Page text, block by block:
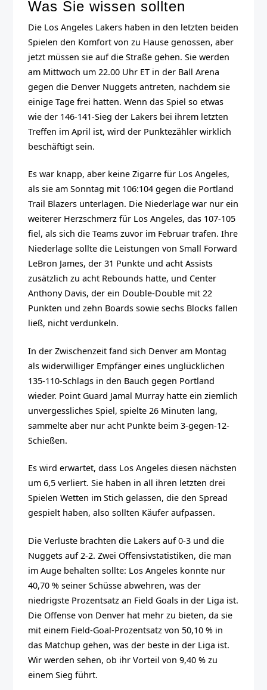
Was Sie wissen sollten
Die Los Angeles Lakers haben in den letzten beiden
Spielen den Komfort von zu Hause genossen, aber
jetzt müssen sie auf die Straße gehen. Sie werden
am Mittwoch um 22.00 Uhr ET in der Ball Arena
gegen die Denver Nuggets antreten, nachdem sie
einige Tage frei hatten. Wenn das Spiel so etwas
wie der 146-141-Sieg der Lakers bei ihrem letzten
Treffen im April ist, wird der Punktezähler wirklich
beschäftigt sein.
Es war knapp, aber keine Zigarre für Los Angeles,
als sie am Sonntag mit 106:104 gegen die Portland
Trail Blazers unterlagen. Die Niederlage war nur ein
weiterer Herzschmerz für Los Angeles, das 107-105
fiel, als sich die Teams zuvor im Februar trafen. Ihre
Niederlage sollte die Leistungen von Small Forward
LeBron James, der 31 Punkte und acht Assists
zusätzlich zu acht Rebounds hatte, und Center
Anthony Davis, der ein Double-Double mit 22
Punkten und zehn Boards sowie sechs Blocks fallen
ließ, nicht verdunkeln.
In der Zwischenzeit fand sich Denver am Montag
als widerwilliger Empfänger eines unglücklichen
135-110-Schlags in den Bauch gegen Portland
wieder. Point Guard Jamal Murray hatte ein ziemlich
unvergessliches Spiel, spielte 26 Minuten lang,
sammelte aber nur acht Punkte beim 3-gegen-12-
Schießen.
Es wird erwartet, dass Los Angeles diesen nächsten
um 6,5 verliert. Sie haben in all ihren letzten drei
Spielen Wetten im Stich gelassen, die den Spread
gespielt haben, also sollten Käufer aufpassen.
Die Verluste brachten die Lakers auf 0-3 und die
Nuggets auf 2-2. Zwei Offensivstatistiken, die man
im Auge behalten sollte: Los Angeles konnte nur
40,70 % seiner Schüsse abwehren, was der
niedrigste Prozentsatz an Field Goals in der Liga ist.
Die Offense von Denver hat mehr zu bieten, da sie
mit einem Field-Goal-Prozentsatz von 50,10 % in
das Matchup gehen, was der beste in der Liga ist.
Wir werden sehen, ob ihr Vorteil von 9,40 % zu
einem Sieg führt.